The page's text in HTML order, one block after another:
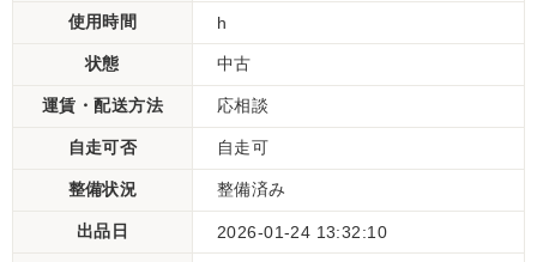
使用時間 h
状態 中古
運賃・配送方法 応相談
自走可否 自走可
整備状況 整備済み
出品日 2026-01-24 13:32:10